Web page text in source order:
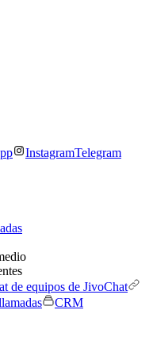
InstagramTelegram
de equipos de JivoChat
CRM